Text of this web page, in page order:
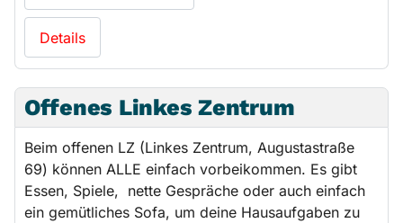
Details
Offenes Linkes Zentrum
Beim offenen LZ (Linkes Zentrum, Augustastraße
69) können ALLE einfach vorbeikommen. Es gibt
Essen, Spiele, nette Gespräche oder auch einfach
ein gemütliches Sofa, um deine Hausaufgaben zu